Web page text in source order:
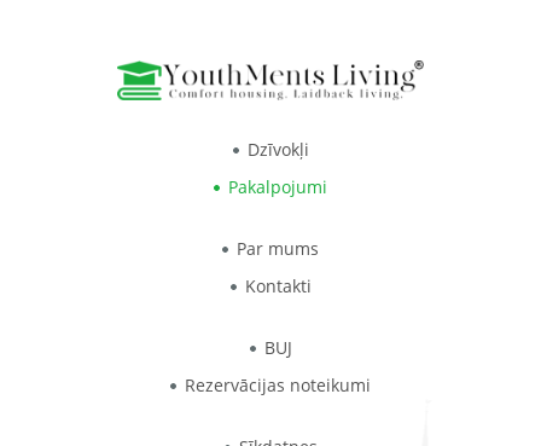
Dzīvokļi
Pakalpojumi
Par mums
Kontakti
BUJ
Rezervācijas noteikumi